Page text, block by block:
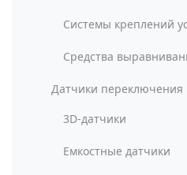
Системы креплений
Средства
Датчики переключения
3D-датчики
Емкостные датчики